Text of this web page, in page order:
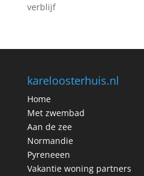
verblijf
kareloosterhuis.nl
Home
Met zwembad
Aan de zee
Normandie
Pyreneeen
Vakantie woning partners